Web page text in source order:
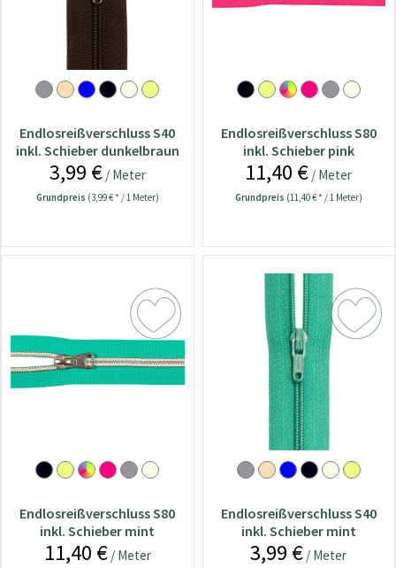
Endlosreißverschluss S40
inkl. Schieber dunkelbraun
3,99 €/ Meter
Grundpreis (3,99 € * / 1 Meter)
Endlosreißverschluss S80
inkl. Schieber pink
11,40 € / Meter
Grundpreis (11,40 € * / 1 Meter)
Endlosreißverschluss S80
inkl. Schieber mint
11,40 €/ Meter
Endlosreißverschluss S40
inkl. Schieber mint
3,99 € / Meter